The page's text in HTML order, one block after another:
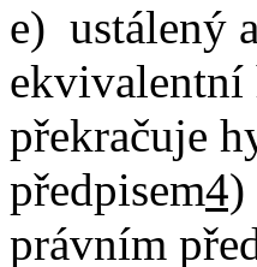
e) ustálený
ekvivalentní
překračuje
předpisem4)
právním